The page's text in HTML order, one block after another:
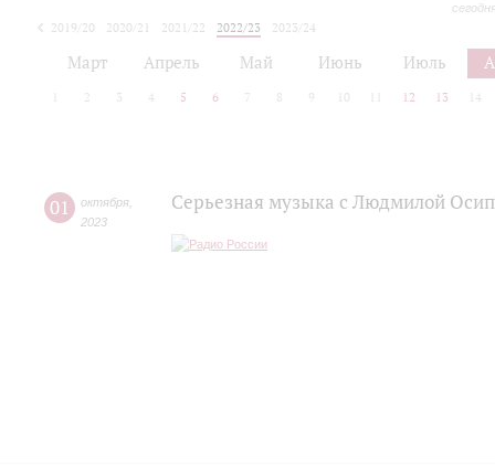
2019/20 2020/21 2021/22 2022/23
2023/24
Март Апрель Май Июнь Июль
2 3 4 5 6 7 8 9 10 12 13 14
01 октября
2023
Серьезная музыка с Людмилой